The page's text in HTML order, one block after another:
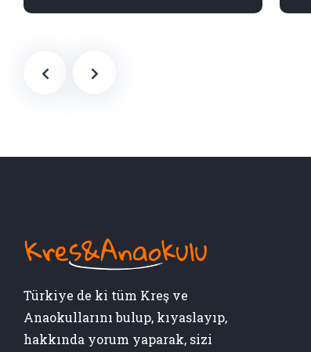
Türkiye de ki tüm Kreş ve
Anaokullarını bulup, kıyaslayıp,
hakkında yorum yaparak, sizi